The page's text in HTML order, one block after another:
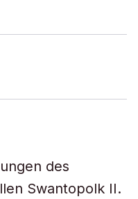
des
Swantopolk II.